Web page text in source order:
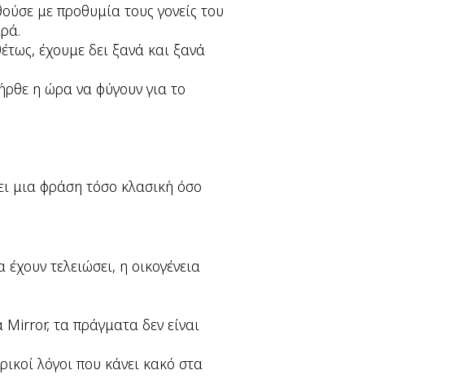
με προθυμία τους γονείς του
έχουμε δει ξανά και ξανά
η ώρα να φύγουν για το
μια φράση τόσο κλασική όσο
τελειώσει, η οικογένεια
Mirror, τα πράγματα δεν είναι
λόγοι που κάνει κακό στα